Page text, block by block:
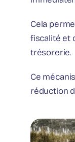
Cela
fiscalité et
trésorerie.
Ce
réduction